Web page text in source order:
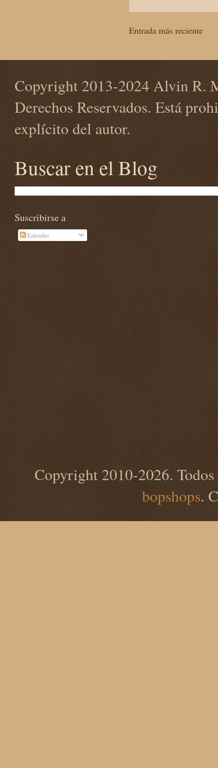
Entrada más reciente
Copyright 2013-2024 Alvin R.
Derechos Reservados. Está
explícito del autor.
Buscar en el Blog
Suscribirse a
Entradas
Copyright 2010-2026. Todos
bopshops.